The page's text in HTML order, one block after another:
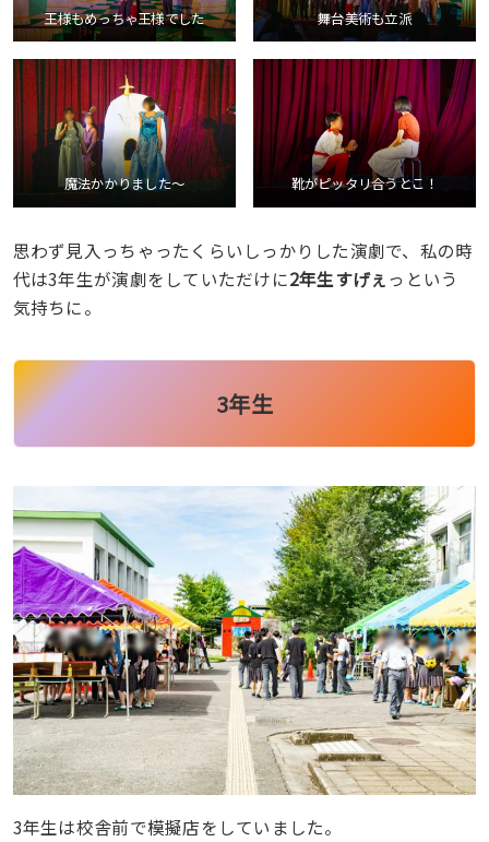
王様もめっちゃ王様でした 舞台美術も立派
魔法かかりました〜 靴がピッタリ合うとこ！
思わず見入っちゃったくらいしっかりした演劇で、私の時
代は3年生が演劇をしていただけに2年生すげぇ っという
気持ちに。
3年生
3年生は校舎前で模擬店をしていました。